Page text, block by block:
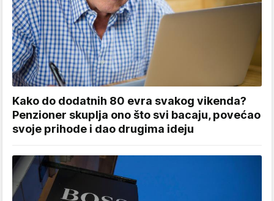
Kako do dodatnih 80 evra svakog vikenda?
Penzioner skuplja ono što svi bacaju, povećao
svoje prihode i dao drugima ideju